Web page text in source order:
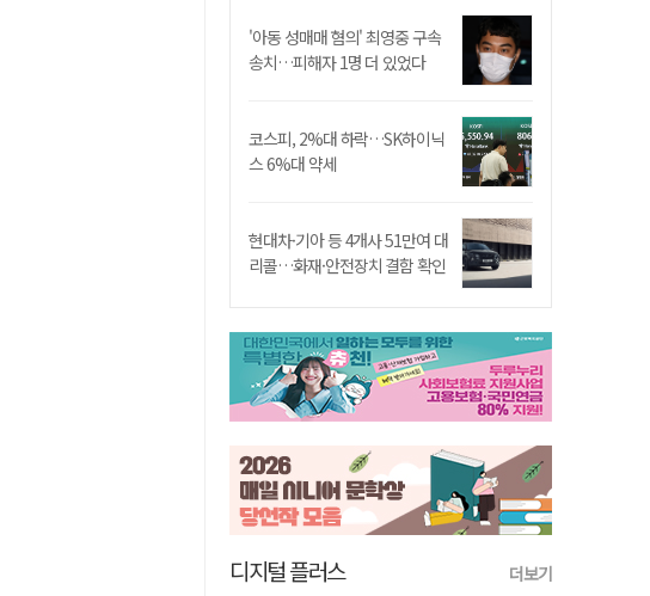
'아동 성매매 혐의' 최영중 구속
송치…피해자 1명 더 있었다
코스피, 2%대 하락…SK하이닉
스 6%대 약세
현대차·기아 등 4개사 51만여 대
리콜…화재·안전장치 결함 확인
디지털 플러스 더보기